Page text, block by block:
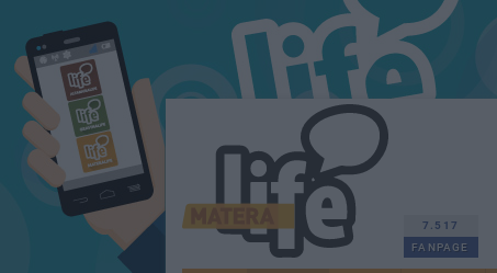
7.517
FANPAGE